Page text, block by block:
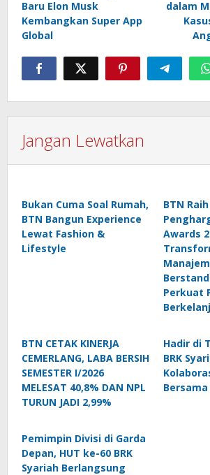
Baru Elon Musk
Kembangkan Super App
Global
dalam
Jangan Lewatkan
Bukan Cuma Soal Rumah,
BTN Bangun Experience
Lewat Fashion &
Lifestyle
BTN
Awards
Perkuat
BTN CETAK KINERJA
CEMERLANG, LABA BERSIH
SEMESTER I/2026
MELESAT 40,8% DAN NPL
TURUN JADI 2,99%
Hadir di
BRK
Pemimpin Divisi di Garda
Depan, HUT ke-60 BRK
Syariah Berlangsung